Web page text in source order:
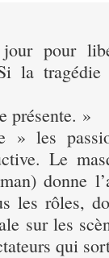
pour
la tragédie
présente. »
» les
Le
donne
les rôles,
sur les
qui